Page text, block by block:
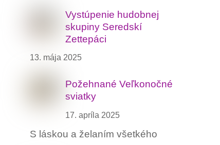
Vystúpenie hudobnej
skupiny Seredskí
Zettepáci
13. mája 2025
Požehnané Veľkonočné
sviatky
17. apríla 2025
S láskou a želaním všetkého